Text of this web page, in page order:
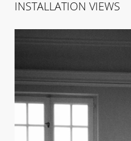
INSTALLATION VIEWS